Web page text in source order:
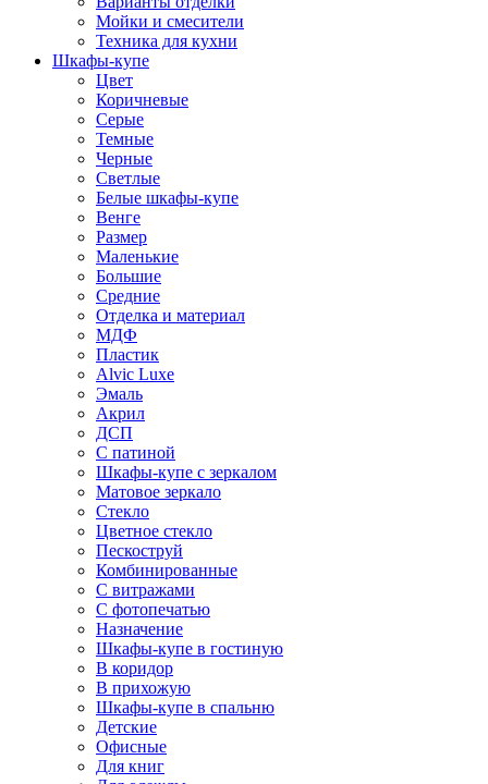
Мойки и смесители
Техника для кухни
Шкафы-купе
Цвет
Коричневые
Серые
Темные
Черные
Светлые
Белые шкафы-купе
Венге
Размер
Маленькие
Большие
Средние
Отделка и материал
МДФ
Пластик
Alvic Luxe
Эмаль
Акрил
ДСП
С патиной
Шкафы-купе с зеркалом
Матовое зеркало
Стекло
Цветное стекло
Пескоструй
Комбинированные
С витражами
С фотопечатью
Назначение
Шкафы-купе в гостиную
В коридор
В прихожую
Шкафы-купе в спальню
Детские
Офисные
Для книг